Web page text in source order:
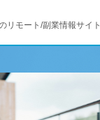
リモート/副業情報サイト